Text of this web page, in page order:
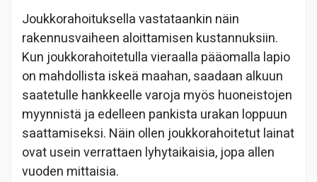
Joukkorahoituksella vastataankin näin
rakennusvaiheen aloittamisen kustannuksiin.
Kun joukkorahoitetulla vieraalla pääomalla lapio
on mahdollista iskeä maahan, saadaan alkuun
saatetulle hankkeelle varoja myös huoneistojen
myynnistä ja edelleen pankista urakan loppuun
saattamiseksi. Näin ollen joukkorahoitetut lainat
ovat usein verrattaen lyhytaikaisia, jopa allen
vuoden mittaisia.